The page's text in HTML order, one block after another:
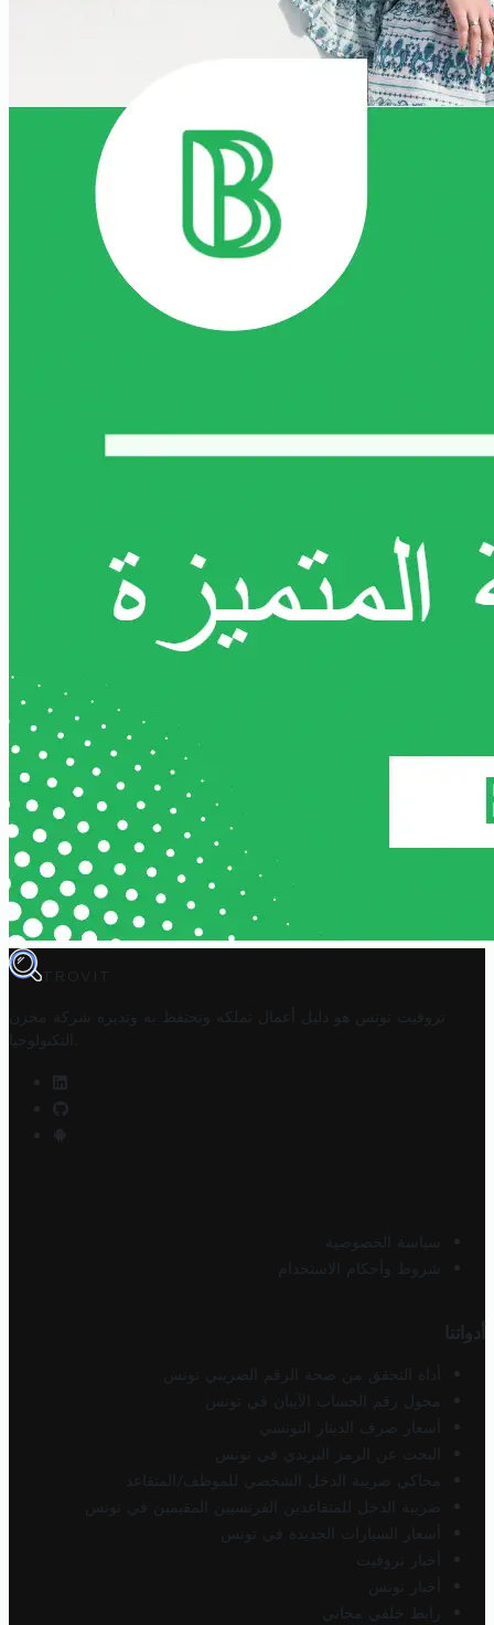
TROVIT
تروفيت تونس هو دليل أعمال تملكه وتحتفظ به وتديره
شركة مخزن
التكنولوجيا
سياسة الخصوصية
شروط وأحكام الاستخدام
أدواتنا
أداة التحقق من صحة الرقم الضريبي تونس
محول رقم الحساب الآيبان في تونس
أسعار صرف الدينار التونسي
البحث عن الرمز البريدي في تونس
محاكي ضريبة الدخل الشخصي للموظف/المتقاعد
ضريبة الدخل للمتقاعدين الفرنسيين المقيمين في تونس
أسعار السيارات الجديدة في تونس
أخبار تروفيت
أخبار تونس
رابط خلفي مجاني